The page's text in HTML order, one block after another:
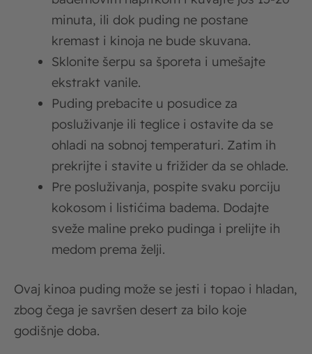
minuta, ili dok puding ne postane
kremast i kinoja ne bude skuvana.
Sklonite šerpu sa šporeta i umešajte
ekstrakt vanile.
Puding prebacite u posudice za
posluživanje ili teglice i ostavite da se
ohladi na sobnoj temperaturi. Zatim ih
prekrijte i stavite u frižider da se ohlade.
Pre posluživanja, pospite svaku porciju
kokosom i listićima badema. Dodajte
sveže maline preko pudinga i prelijte ih
medom prema želji.
Ovaj kinoa puding može se jesti i topao i hladan,
zbog čega je savršen desert za bilo koje
godišnje doba.